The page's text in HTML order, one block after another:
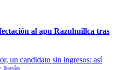
al apu Razuhuillca tras